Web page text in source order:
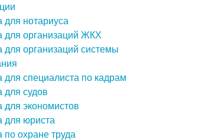
для нотариуса
для организаций ЖКХ
для организаций системы
для специалиста по кадрам
для судов
для экономистов
для юриста
по охране труда